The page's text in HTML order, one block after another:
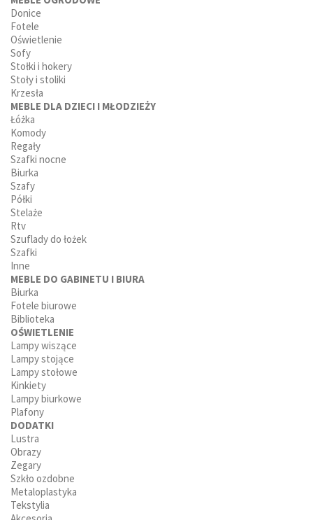
Donice
Fotele
Oświetlenie
Sofy
Stołki i hokery
Stoły i stoliki
Krzesła
MEBLE DLA DZIECI I MŁODZIEŻY
Łóżka
Komody
Regały
Szafki nocne
Biurka
Szafy
Półki
Stelaże
Rtv
Szuflady do łożek
Szafki
Inne
MEBLE DO GABINETU I BIURA
Biurka
Fotele biurowe
Biblioteka
OŚWIETLENIE
Lampy wiszące
Lampy stojące
Lampy stołowe
Kinkiety
Lampy biurkowe
Plafony
DODATKI
Lustra
Obrazy
Zegary
Szkło ozdobne
Metaloplastyka
Tekstylia